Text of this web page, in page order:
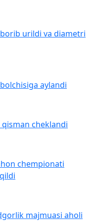
urildi va diametri
aylandi
qisman cheklandi
chempionati
majmuasi aholi